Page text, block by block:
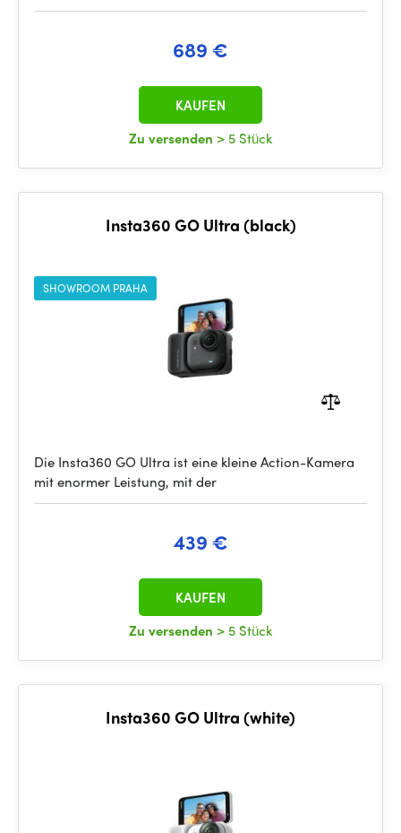
689 €
Zu versenden > 5 Stück
KAUFEN
Insta360 GO Ultra (black)
SHOWROOM PRAHA
Die Insta360 GO Ultra ist eine kleine Action-Kamera
mit enormer Leistung, mit der
439 €
Zu versenden > 5 Stück
KAUFEN
Insta360 GO Ultra (white)